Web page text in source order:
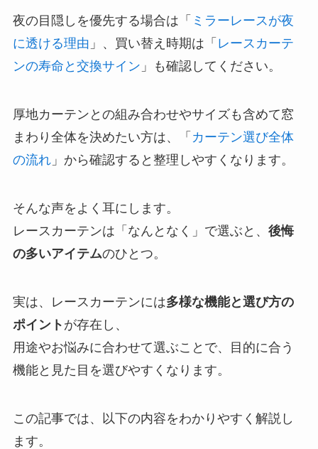
夜の目隠しを優先する場合は「 ミラーレースが夜
に透ける理由 」、買い替え時期は「 レースカーテ
ンの寿命と交換サイン 」も確認してください。
厚地カーテンとの組み合わせやサイズも含めて窓
まわり全体を決めたい方は、「 カーテン選び全体
の流れ」から確認すると整理しやすくなります。
そんな声をよく耳にします。
レースカーテンは「なんとなく」で選ぶと、 後悔
の多いアイテムのひとつ。
実は、レースカーテンには多様な機能と選び方の
ポイント が存在し、
用途やお悩みに合わせて選ぶことで、目的に合う
機能と見た目を選びやすくなります。
この記事では、以下の内容をわかりやすく解説し
ます。